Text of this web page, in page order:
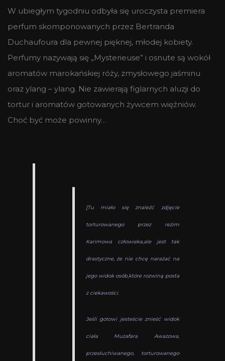
W ubiegłym tygodniu odbyła się uroczysta premiera
perfum skomponowanych przez Bertranda
Duchaufoura dla pewnej pięknej, młodej kobiety.
Perfumy nazywają się „Mysterieuse” i osnute są wokół
aromatów marokańskiej róży, zmysłowego jaśminu
oraz ylang – ylang. Nie zawierają figlarnych aluzji do
tortur i aromatów gotowanych żywcem więźniów.
Choć być może powinny…
[Tu miało się znaleźć zdjęcie
torturowanego przez reżim
Karimowa człowieka,ale jest tak
drastyczne, że nie chcę narażać na
jego widok osób,które rozwiną posta
z ciekawości.
Jeśli gotowi jesteście znieść widok
ciała Muzafara Awazowa,
przesłuchiwanego, torturowanego